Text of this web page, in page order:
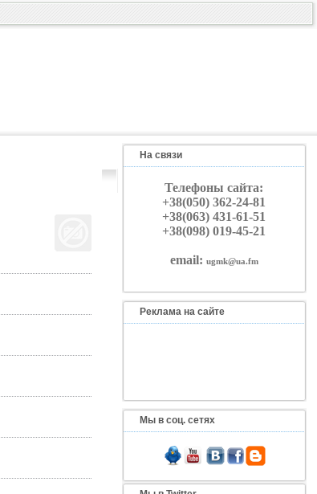
На связи
Телефоны сайта:
+38(050) 362-24-81
+38(063) 431-61-51
+38(098) 019-45-21
email: ugmk@ua.fm
Реклама на сайте
Мы в соц. сетях